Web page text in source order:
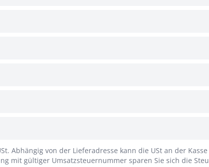
Abhängig von der Lieferadresse kann die USt an der
mit gültiger Umsatzsteuernummer sparen Sie sich die